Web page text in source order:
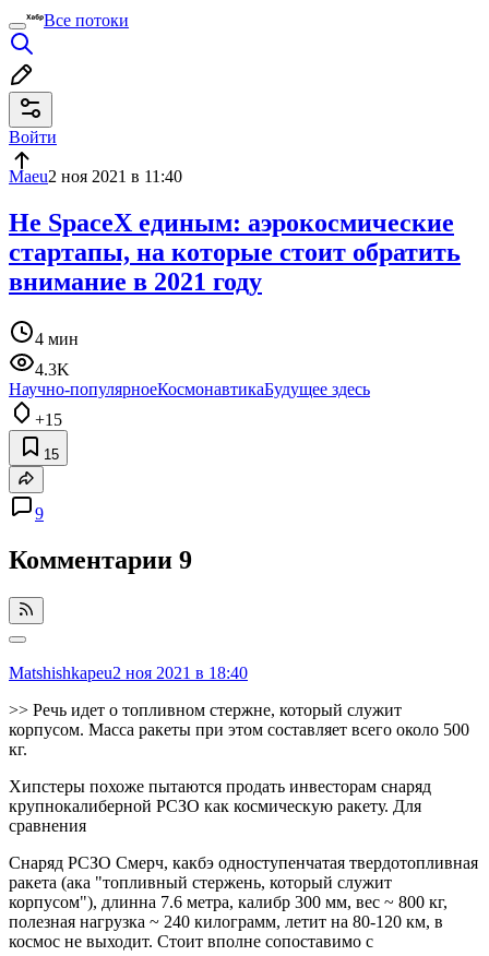
Все потоки
Войти
Maeu2 ноя 2021 в 11:40
Не SpaceX единым: аэрокосмические
стартапы, на которые стоит обратить
внимание в 2021 году
4 мин
4.3K
Научно-популярноеКосмонавтикаБудущее здесь
+15
15
9
Комментарии 9
Matshishkapeu2 ноя 2021 в 18:40
>> Речь идет о топливном стержне, который служит
корпусом. Масса ракеты при этом составляет всего около 500
кг.
Хипстеры похоже пытаются продать инвесторам снаряд
крупнокалиберной РСЗО как космическую ракету. Для
сравнения
Снаряд РСЗО Смерч, какбэ одноступенчатая твердотопливная
ракета (ака "топливный стержень, который служит
корпусом"), длинна 7.6 метра, калибр 300 мм, вес ~ 800 кг,
полезная нагрузка ~ 240 килограмм, летит на 80-120 км, в
космос не выходит. Стоит вполне сопоставимо с